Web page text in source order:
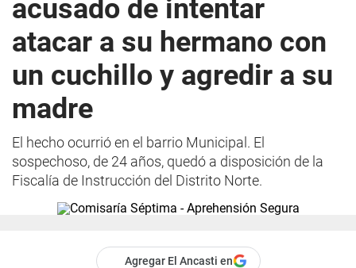
acusado de intentar
atacar a su hermano con
un cuchillo y agredir a su
madre
El hecho ocurrió en el barrio Municipal. El
sospechoso, de 24 años, quedó a disposición de la
Fiscalía de Instrucción del Distrito Norte.
Agregar El Ancasti en